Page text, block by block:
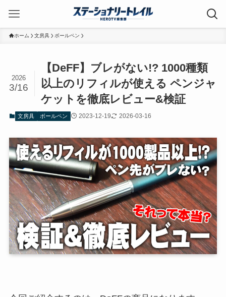
ホーム 文房具 ボールペン
【DeFF】ブレがない!? 1000種類
以上のリフィルが使える ペンジャ
ケットを徹底レビュー&検証
2026
3/16
文房具 ボールペン 2023-12-19 2026-03-16